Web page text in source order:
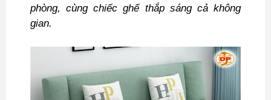
phòng, cùng chiếc ghế thắp sáng cả không
gian.